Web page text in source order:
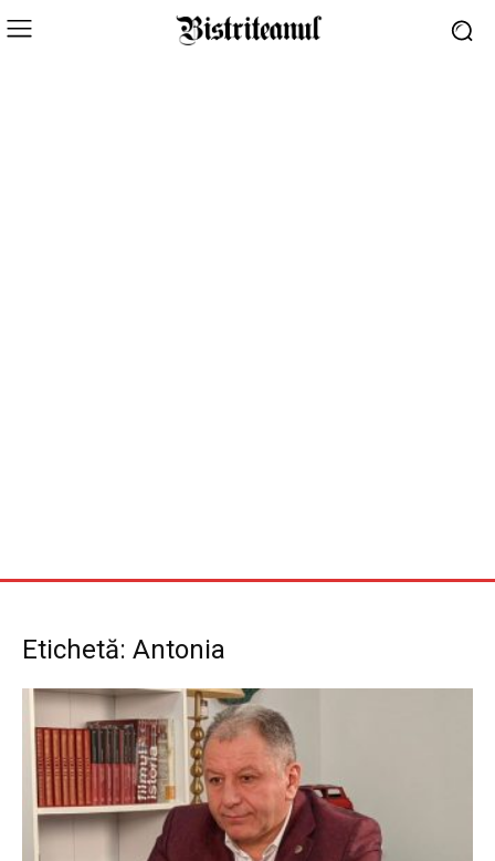
Etichetă: Antonia